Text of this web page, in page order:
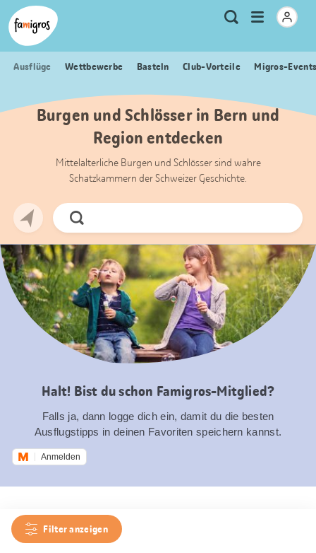
Sprungmarken
Navigation
Header
Logo
Meta
Navigation
Suche
Menu
öffnen
Ausflüge Wettbewerbe Basteln Club-Vorteile Migros-
Burgen und Schlösser in Bern und
Region entdecken
Mittelalterliche Burgen und Schlösser sind wahre
Schatzkammern der Schweizer Geschichte.
Jetzt
Suchen
Halt! Bist du schon Famigros-Mitglied?
Falls ja, dann logge dich ein, damit du die besten
Ausflugstipps in deinen Favoriten speichern kannst.
Anmelden
Filter anzeigen